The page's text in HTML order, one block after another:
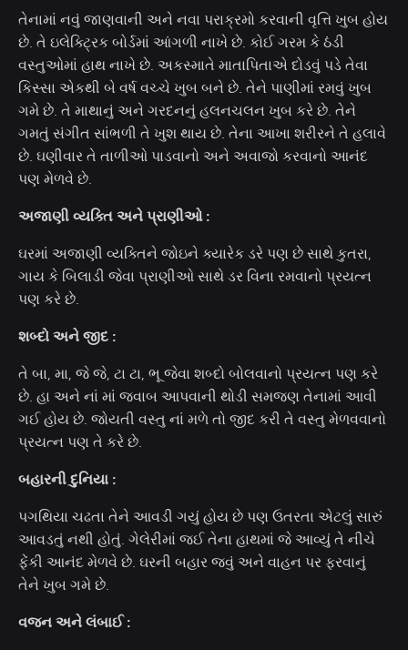
તેનામાં નવું જાણવાની અને નવા પરાક્રમો કરવાની વૃત્તિ ખુબ હોય
છે. તે ઇલેક્ટ્રિક બોર્ડમાં આંગળી નાખે છે. કોઈ ગરમ કે ઠંડી
વસ્તુઓમાં હાથ નાખે છે. અકસ્માતે માતાપિતાએ દોડવું પડે તેવા
કિસ્સા એકથી બે વર્ષ વચ્ચે ખુબ બને છે. તેને પાણીમાં રમવું ખુબ
ગમે છે. તે માથાનું અને ગરદનનું હલનચલન ખુબ કરે છે. તેને
ગમતું સંગીત સાંભળી તે ખુશ થાય છે. તેના આખા શરીરને તે હલાવે
છે. ઘણીવાર તે તાળીઓ પાડવાનો અને અવાજો કરવાનો આનંદ
પણ મેળવે છે.
અજાણી વ્યક્તિ અને પ્રાણીઓ :
ઘરમાં અજાણી વ્યક્તિને જોઇને ક્યારેક ડરે પણ છે સાથે કુતરા,
ગાય કે બિલાડી જેવા પ્રાણીઓ સાથે ડર વિના રમવાનો પ્રયત્ન
પણ કરે છે.
શબ્દો અને જીદ :
તે બા, મા, જે જે, ટા ટા, ભૂ જેવા શબ્દો બોલવાનો પ્રયત્ન પણ કરે
છે. હા અને નાં માં જવાબ આપવાની થોડી સમજણ તેનામાં આવી
ગઈ હોય છે. જોયતી વસ્તુ નાં મળે તો જીદ કરી તે વસ્તુ મેળવવાનો
પ્રયત્ન પણ તે કરે છે.
બહારની દુનિયા :
પગથિયા ચઢતા તેને આવડી ગયું હોય છે પણ ઉતરતા એટલું સારું
આવડતું નથી હોતું. ગેલેરીમાં જઈ તેના હાથમાં જે આવ્યું તે નીચે
ફેંકી આનંદ મેળવે છે. ઘરની બહાર જવું અને વાહન પર ફરવાનું
તેને ખુબ ગમે છે.
વજન અને લંબાઈ :